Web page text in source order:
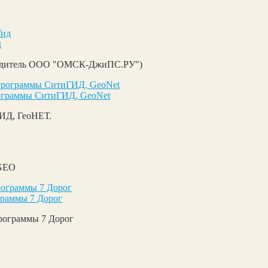
ООО "ОМСК-ДжиПС.РУ")
СитиГИД, GeoNet
ГеоНЕТ.
7 Дорог
7 Дорог